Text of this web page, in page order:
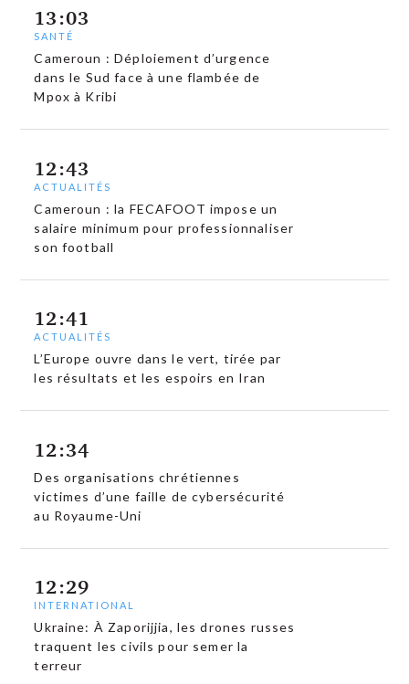
13:03
SANTÉ
Cameroun : Déploiement d’urgence
dans le Sud face à une flambée de
Mpox à Kribi
12:43
ACTUALITÉS
Cameroun : la FECAFOOT impose un
salaire minimum pour professionnaliser
son football
12:41
ACTUALITÉS
L’Europe ouvre dans le vert, tirée par
les résultats et les espoirs en Iran
12:34
Des organisations chrétiennes
victimes d’une faille de cybersécurité
au Royaume-Uni
12:29
INTERNATIONAL
Ukraine: À Zaporijjia, les drones russes
traquent les civils pour semer la
terreur